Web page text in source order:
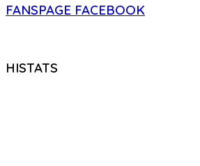
FANSPAGE FACEBOOK
HISTATS